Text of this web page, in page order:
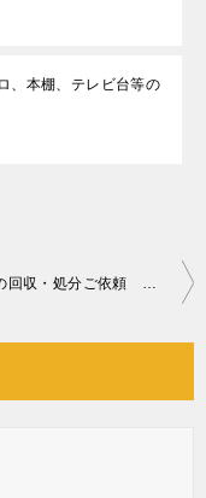
、本棚、テレビ台等の
冷蔵庫の回収・処分ご依頼 お客様の声